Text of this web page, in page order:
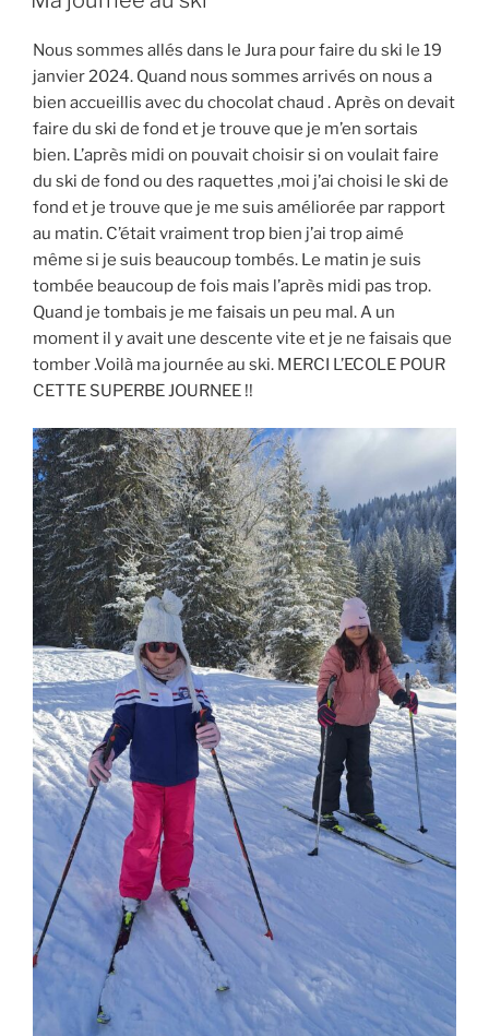
Nous sommes allés dans le Jura pour faire du ski le 19
janvier 2024. Quand nous sommes arrivés on nous a
bien accueillis avec du chocolat chaud . Après on devait
faire du ski de fond et je trouve que je m’en sortais
bien. L’après midi on pouvait choisir si on voulait faire
du ski de fond ou des raquettes ,moi j’ai choisi le ski de
fond et je trouve que je me suis améliorée par rapport
au matin. C’était vraiment trop bien j’ai trop aimé
même si je suis beaucoup tombés. Le matin je suis
tombée beaucoup de fois mais l’après midi pas trop.
Quand je tombais je me faisais un peu mal. A un
moment il y avait une descente vite et je ne faisais que
tomber .Voilà ma journée au ski. MERCI L’ECOLE POUR
CETTE SUPERBE JOURNEE !!